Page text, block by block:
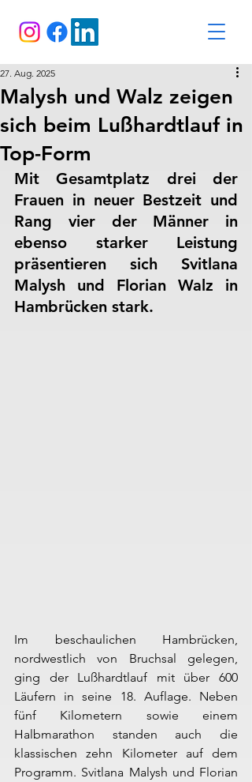
Malysh und Walz zeigen
sich beim Lußhardtlauf in
Top-Form
27. Aug. 2025
Mit Gesamtplatz drei der
Frauen in neuer Bestzeit und
Rang vier der Männer in
ebenso starker Leistung
präsentieren sich Svitlana
Malysh und Florian Walz in
Hambrücken stark.
Im beschaulichen Hambrücken,
nordwestlich von Bruchsal gelegen,
ging der Lußhardtlauf mit über 600
Läufern in seine 18. Auflage. Neben
fünf Kilometern sowie einem
Halbmarathon standen auch die
klassischen zehn Kilometer auf dem
Programm. Svitlana Malysh und Florian